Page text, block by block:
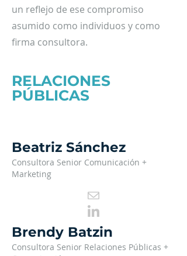
un reflejo de ese compromiso
asumido como individuos y como
firma consultora.
RELACIONES
PÚBLICAS
Beatriz Sánchez
Consultora Senior Comunicación +
Marketing
Brendy Batzin
Consultora Senior Relaciones Públicas +